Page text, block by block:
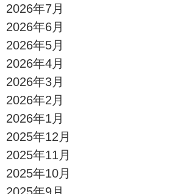
2026年7月
2026年6月
2026年5月
2026年4月
2026年3月
2026年2月
2026年1月
2025年12月
2025年11月
2025年10月
2025年9月